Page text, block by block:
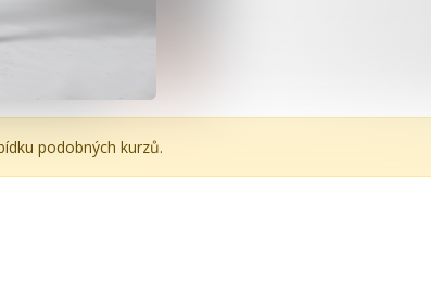
podobných kurzů.